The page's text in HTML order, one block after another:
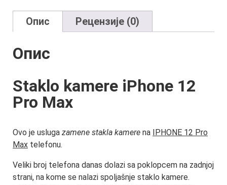
Опис Рецензије (0)
Опис
Staklo kamere iPhone 12
Pro Max
Ovo je usluga zamene stakla kamere na IPHONE 12 Pro
Max telefonu.
Veliki broj telefona danas dolazi sa poklopcem na zadnjoj
strani, na kome se nalazi spoljašnje staklo kamere.